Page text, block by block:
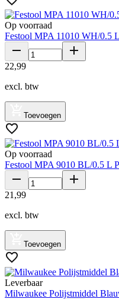
Op voorraad
Festool MPA 11010 WH/0.5
22,99
excl. btw
Toevoegen
Op voorraad
Festool MPA 9010 BL/0.5 L
21 ,99
excl. btw
Toevoegen
Leverbaar
Milwaukee Polijstmiddel